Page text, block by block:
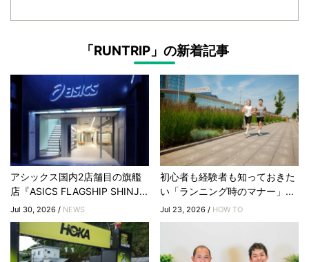
「RUNTRIP」の新着記事
アシックス国内2店舗目の旗艦
店『ASICS FLAGSHIP SHINJ...
Jul 30, 2026 / NEWS
初心者も経験者も知っておきた
い「ランニング時のマナー」...
Jul 23, 2026 / HOW TO